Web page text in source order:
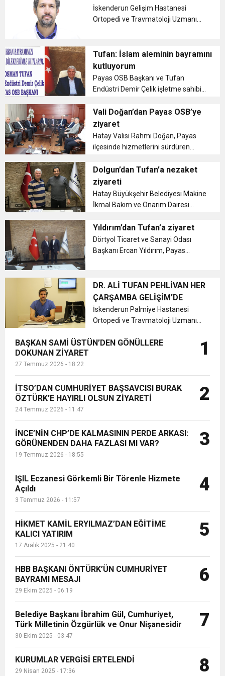
Cumhuriyet, Türk Milletinin Özgürlük
ve Onur Nişanesidir
HBB BAŞKANI ÖNTÜRK’ÜN
CUMHURİYET BAYRAMI MESAJI
17:36 KURUMLAR VERGİSİ ERTELENDİ
1:00 İTSO İŞ-KUR SGK TOPLANTI
DUYURUSU
21:40 CEYLANDERE’DE BAŞKAN EMRAH
KARAÇAY’A SEVGİ SELİ
18:22 BAŞKAN SAMİ ÜSTÜN’DEN
GÖNÜLLERE DOKUNAN ZİYARET
İskenderun Gelişim Hastanesi
Ortopedi ve Travmatoloji Uzmanı
bilgilendirmede bulundu....
Tufan: İslam aleminin bayramını
kutluyorum
Payas OSB Başkanı ve Tufan
Endüstri Demir Çelik işletme sahibi
Bayramı dolayısıyla bir kutlama
mesajı yayınladı. ...
Vali Doğan’dan Payas OSB’ye
ziyaret
Hatay Valisi Rahmi Doğan, Payas
ilçesinde hizmetlerini sürdüren
ziyaret etti....
Dolgun’dan Tufan’a nezaket
ziyareti
Hatay Büyükşehir Belediyesi Makine
İkmal Bakım ve Onarım Dairesi
Payas bölgesinde hizmet veren
Tufan Şirketler Grubu sahibi Osman
Tufan’a nezaket ziyaretinde
Yıldırım’dan Tufan’a ziyaret
Dörtyol Ticaret ve Sanayi Odası
Başkanı Ercan Yıldırım, Payas
Tufan’a nezaket ziyaretinde
bulundu. ...
DR. ALİ TUFAN PEHLİVAN HER
ÇARŞAMBA GELİŞİM’DE
İskenderun Palmiye Hastanesi
Ortopedi ve Travmatoloji Uzmanı
Çarşamba günleri İskenderun
BAŞKAN SAMİ ÜSTÜN’DEN GÖNÜLLERE
DOKUNAN ZİYARET
27 Temmuz 2026 - 18:22
1
İTSO’DAN CUMHURİYET BAŞSAVCISI BURAK
ÖZTÜRK’E HAYIRLI OLSUN ZİYARETİ
24 Temmuz 2026 - 11:47
2
İNCE’NİN CHP’DE KALMASININ PERDE ARKASI:
GÖRÜNENDEN DAHA FAZLASI MI VAR?
19 Temmuz 2026 - 18:55
3
IŞIL Eczanesi Görkemli Bir Törenle Hizmete
Açıldı
3 Temmuz 2026 - 11:57
4
HİKMET KAMİL ERYILMAZ’DAN EĞİTİME
KALICI YATIRIM
17 Aralık 2025 - 21:40
5
HBB BAŞKANI ÖNTÜRK’ÜN CUMHURİYET
BAYRAMI MESAJI
29 Ekim 2025 - 06:19
6
Belediye Başkanı İbrahim Gül, Cumhuriyet,
Türk Milletinin Özgürlük ve Onur Nişanesidir
30 Ekim 2025 - 03:47
7
KURUMLAR VERGİSİ ERTELENDİ
29 Nisan 2025 - 17:36 8